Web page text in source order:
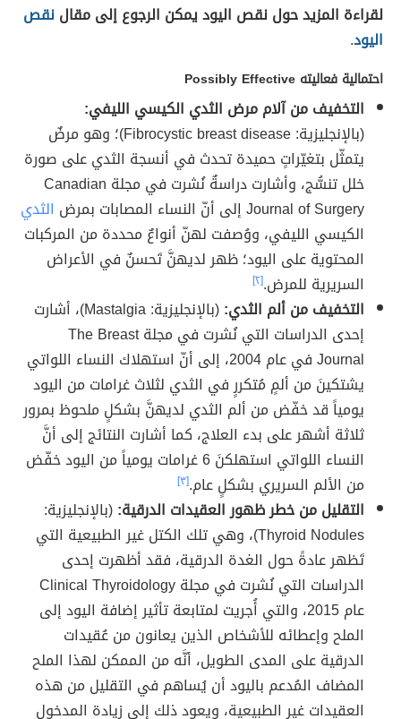
لقراءة المزيد حول نقص اليود يمكن الرجوع إلى مقالنقص
اليود.
احتمالية فعاليته Possibly Effective
التخفيف من آلام مرض الثدي الكيسي الليفي:
(بالإنجليزية: Fibrocystic breast disease)؛ وهو مرضٌ
يتمثّل بتغيّراتٍ حميدة تحدث في أنسجة الثدي على صورة
خلل تنسُّج، وأشارت دراسةٌ نُشرت في مجلة Canadian
Journal of Surgery إلى أنّ النساء المصابات بمرض
الثدي
الكيسي الليفي، ووُصفت لهنّ أنواعٌ محددة من المركبات
المحتوية على اليود؛ ظهر لديهنَّ تَحسنٌ في الأعراض
السريرية للمرض.[٢]
التخفيف من ألم الثدي:
(بالإنجليزية: Mastalgia)، أشارت
إحدى الدراسات التي نُشرت في مجلة The Breast
Journal في عام 2004، إلى أنّ استهلاك النساء اللواتي
يشتكينَ من ألمٍ مُتكررٍ في الثدي لثلاث غرامات من اليود
يومياً قد خفّض من ألم الثدي لديهنَّ بشكلٍ ملحوظ بمرور
ثلاثة أشهر على بدء العلاج، كما أشارت النتائج إلى أنَّ
النساء اللواتي استهلكنَ 6 غرامات يومياً من اليود خفّض
من الألم السريري بشكلٍ عام.[٣]
التقليل من خطر ظهور العقيدات الدرقية:(بالإنجليزية:
Thyroid Nodules)، وهي تلك الكتل غير الطبيعية التي
تَظهر عادةً حول الغدة الدرقية، فقد أظهرت إحدى
الدراسات التي نُشرت في مجلة Clinical Thyroidology
عام 2015، والتي أُجريت لمتابعة تأثير إضافة اليود إلى
الملح وإعطائه للأشخاص الذين يعانون من عُقيدات
الدرقية على المدى الطويل، أنَّه من الممكن لهذا الملح
المضاف المُدعم باليود أن يُساهم في التقليل من هذه
العقيدات غير الطبيعية، ويعود ذلك إلى زيادة المدخول